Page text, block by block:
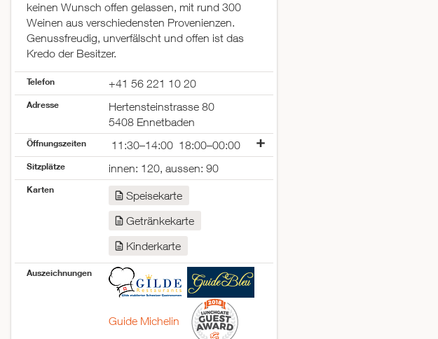
keinen Wunsch offen gelassen, mit rund 300
Weinen aus verschiedensten Provenienzen.
Genussfreudig, unverfälscht und offen ist das
Kredo der Besitzer.
Telefon +41 56 221 10 20
Adresse
Hertensteinstrasse 80
5408 Ennetbaden
Öffnungszeiten 11:30–14:00 18:00–00:00
Montag
Mittwoch
geschlossen
11:30–14:0018:00–23:00
11:30–14:0018:00–23:00
11:30–14:0018:00–00:00
geschlossen
Sitzplätze innen: 120, aussen: 90
Karten
Speisekarte
Getränkekarte
Kinderkarte
Auszeichnungen
Guide Michelin